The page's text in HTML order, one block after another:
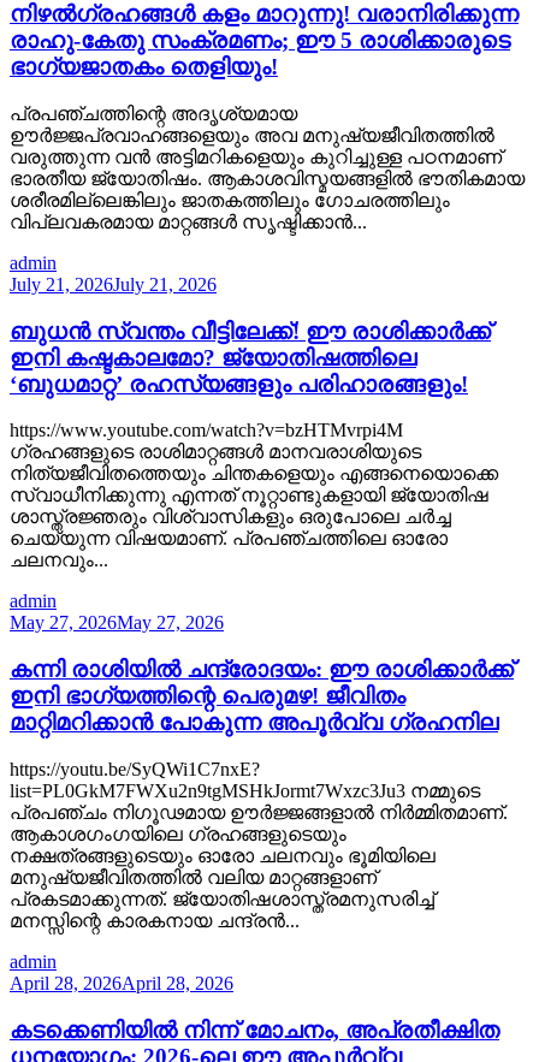
നിഴൽഗ്രഹങ്ങൾ കളം മാറുന്നു! വരാനിരിക്കുന്ന
രാഹു-കേതു സംക്രമണം; ഈ 5 രാശിക്കാരുടെ
ഭാഗ്യജാതകം തെളിയും!
പ്രപഞ്ചത്തിന്റെ അദൃശ്യമായ
ഊർജ്ജപ്രവാഹങ്ങളെയും അവ മനുഷ്യജീവിതത്തിൽ
വരുത്തുന്ന വൻ അട്ടിമറികളെയും കുറിച്ചുള്ള പഠനമാണ്
ഭാരതീയ ജ്യോതിഷം. ആകാശവിസ്മയങ്ങളിൽ ഭൗതികമായ
ശരീരമില്ലെങ്കിലും ജാതകത്തിലും ഗോചരത്തിലും
വിപ്ലവകരമായ മാറ്റങ്ങൾ സൃഷ്ടിക്കാൻ...
admin
July 21, 2026July 21, 2026
ബുധൻ സ്വന്തം വീട്ടിലേക്ക്! ഈ രാശിക്കാർക്ക്
ഇനി കഷ്ടകാലമോ? ജ്യോതിഷത്തിലെ
‘ബുധമാറ്റ’ രഹസ്യങ്ങളും പരിഹാരങ്ങളും!
https://www.youtube.com/watch?v=bzHTMvrpi4M
ഗ്രഹങ്ങളുടെ രാശിമാറ്റങ്ങൾ മാനവരാശിയുടെ
നിത്യജീവിതത്തെയും ചിന്തകളെയും എങ്ങനെയൊക്കെ
സ്വാധീനിക്കുന്നു എന്നത് നൂറ്റാണ്ടുകളായി ജ്യോതിഷ
ശാസ്ത്രജ്ഞരും വിശ്വാസികളും ഒരുപോലെ ചർച്ച
ചെയ്യുന്ന വിഷയമാണ്. പ്രപഞ്ചത്തിലെ ഓരോ
ചലനവും...
admin
May 27, 2026May 27, 2026
കന്നി രാശിയിൽ ചന്ദ്രോദയം: ഈ രാശിക്കാർക്ക്
ഇനി ഭാഗ്യത്തിന്റെ പെരുമഴ! ജീവിതം
മാറ്റിമറിക്കാൻ പോകുന്ന അപൂർവ്വ ഗ്രഹനില
https://youtu.be/SyQWi1C7nxE?
list=PL0GkM7FWXu2n9tgMSHkJormt7Wxzc3Ju3 നമ്മുടെ
പ്രപഞ്ചം നിഗൂഢമായ ഊർജ്ജങ്ങളാൽ നിർമ്മിതമാണ്.
ആകാശഗംഗയിലെ ഗ്രഹങ്ങളുടെയും
നക്ഷത്രങ്ങളുടെയും ഓരോ ചലനവും ഭൂമിയിലെ
മനുഷ്യജീവിതത്തിൽ വലിയ മാറ്റങ്ങളാണ്
പ്രകടമാക്കുന്നത്. ജ്യോതിഷശാസ്ത്രമനുസരിച്ച്
മനസ്സിന്റെ കാരകനായ ചന്ദ്രൻ...
admin
April 28, 2026April 28, 2026
കടക്കെണിയിൽ നിന്ന് മോചനം, അപ്രതീക്ഷിത
ധനയോഗം; 2026-ലെ ഈ അപൂർവ്വ